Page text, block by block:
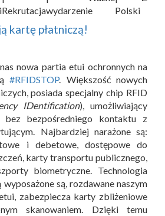
Rekrutacjawydarzenie
Polski
kartę płatniczą!
nowa partia etui ochronnych na
#RFIDSTOP. Większość nowych
posiada specjalny chip RFID
IDentification), umożliwiający
bez bezpośredniego kontaktu z
Najbardziej narażone są:
i debetowe, dostępowe do
karty transportu publicznego,
biometryczne. Technologia
są, rozdawane naszym
zabezpiecza karty zbliżeniowe
skanowaniem. Dzięki temu